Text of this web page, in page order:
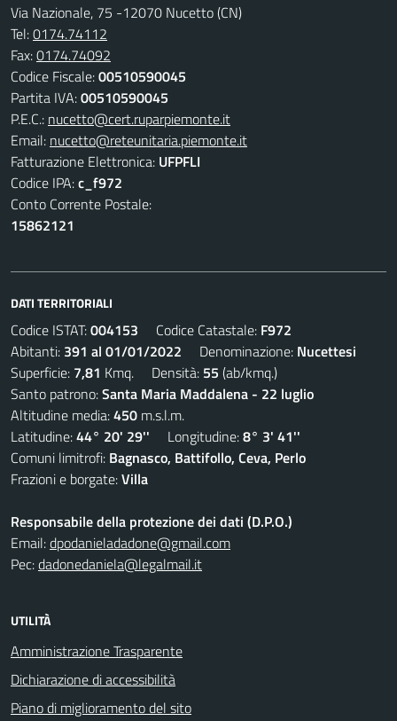
Via Nazionale, 75 -12070 Nucetto (CN)
Tel:0174.74112
Fax:0174.74092
Codice Fiscale:00510590045
Partita IVA:00510590045
P.E.C.: nucetto@cert.ruparpiemonte.it
Email: nucetto@reteunitaria.piemonte.it
Fatturazione Elettronica: UFPFLI
Codice IPA:c_f972
Conto Corrente Postale:
15862121
DATI TERRITORIALI
Codice ISTAT:004153 Codice Catastale: F972
Abitanti: 391 al 01/01/2022 Denominazione: Nucettesi
Superficie: 7,81 Kmq. Densità: 55 (ab/kmq.)
Santo patrono:Santa Maria Maddalena - 22 luglio
Altitudine media:450 m.s.l.m.
Latitudine:44° 20' 29'' Longitudine:8° 3' 41''
Comuni limitrofi: Bagnasco, Battifollo, Ceva, Perlo
Frazioni e borgate:Villa
Responsabile della protezione dei dati (D.P.O.)
Email:dpodanieladadone@gmail.com
Pec:dadonedaniela@legalmail.it
UTILITÀ
Amministrazione Trasparente
Dichiarazione di accessibilità
Piano di miglioramento del sito